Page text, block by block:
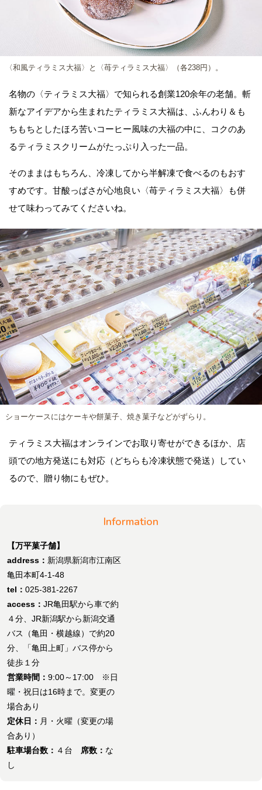
〈和風ティラミス大福〉と〈苺ティラミス大福〉（各238円）。
名物の〈ティラミス大福〉で知られる創業120余年の老舗。斬
新なアイデアから生まれたティラミス大福は、ふんわり＆も
ちもちとしたほろ苦いコーヒー風味の大福の中に、コクのあ
るティラミスクリームがたっぷり入った一品。
そのままはもちろん、冷凍してから半解凍で食べるのもおす
すめです。甘酸っぱさが心地良い〈苺ティラミス大福〉も併
せて味わってみてくださいね。
ショーケースにはケーキや餅菓子、焼き菓子などがずらり。
ティラミス大福はオンラインでお取り寄せができるほか、店
頭での地方発送にも対応（どちらも冷凍状態で発送）してい
るので、贈り物にもぜひ。
Information
【万平菓子舗】
address： 新潟県新潟市江南区
亀田本町4-1-48
tel： 025-381-2267
access： JR亀田駅から車で約
４分、JR新潟駅から新潟交通
バス（亀田・横越線）で約20
分、「亀田上町」バス停から
徒歩１分
営業時間： 9:00～17:00 ※日
曜・祝日は16時まで。変更の
場合あり
定休日： 月・火曜（変更の場
合あり）
駐車場台数： ４台 席数： な
し